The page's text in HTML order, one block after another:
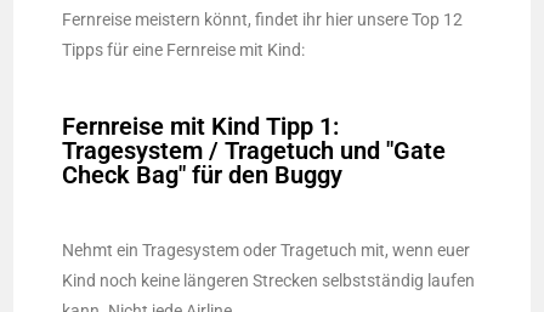
Fernreise meistern könnt, findet ihr hier unsere Top 12
Tipps für eine Fernreise mit Kind:
Fernreise mit Kind Tipp 1:
Tragesystem / Tragetuch und "Gate
Check Bag" für den Buggy
Nehmt ein Tragesystem oder Tragetuch mit, wenn euer
Kind noch keine längeren Strecken selbstständig laufen